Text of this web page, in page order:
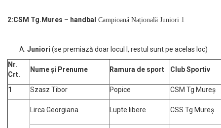
2:CSM Tg.Mures – handbal Campioană Națională Juniori 1
Juniori (se premiază doar locul I, restul sunt pe acelas loc)
Nr.
Crt.
Nume și Prenume Ramura de sport Club Sportiv
1 Szasz Tibor Popice CSM Tg Mureș
Lirca Georgiana Lupte libere CSS Tg Mureș